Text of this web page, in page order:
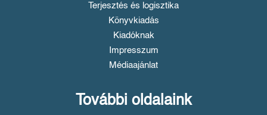
Terjesztés és logisztika
Könyvkiadás
Kiadóknak
Impresszum
Médiaajánlat
További oldalaink